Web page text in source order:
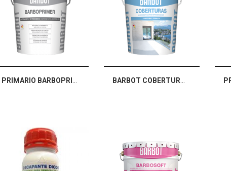
PRIMARIO BARBOPRIMER BARBOT COBERTURAS